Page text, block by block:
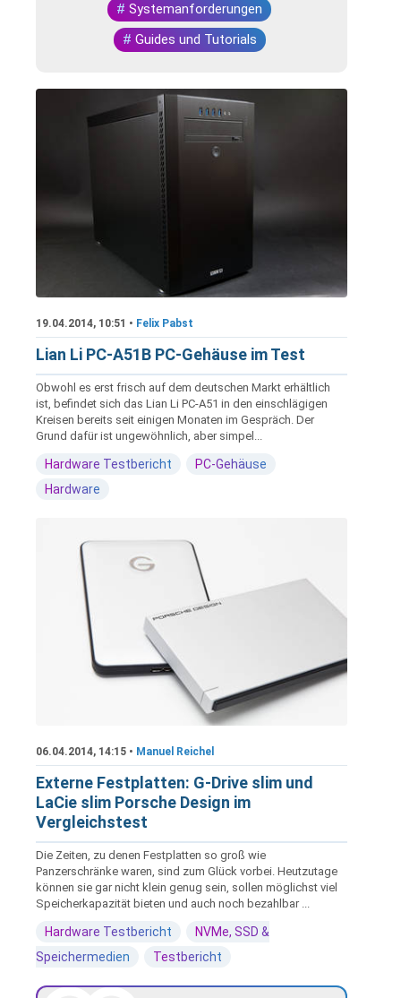
# Systemanforderungen
# Guides und Tutorials
19.04.2014, 10:51 • Felix Pabst
Lian Li PC-A51B PC-Gehäuse im Test
Obwohl es erst frisch auf dem deutschen Markt erhältlich
ist, befindet sich das Lian Li PC-A51 in den einschlägigen
Kreisen bereits seit einigen Monaten im Gespräch. Der
Grund dafür ist ungewöhnlich, aber simpel...
Hardware Testbericht
PC-Gehäuse
Hardware
06.04.2014, 14:15 • Manuel Reichel
Externe Festplatten: G-Drive slim und
LaCie slim Porsche Design im
Vergleichstest
Die Zeiten, zu denen Festplatten so groß wie
Panzerschränke waren, sind zum Glück vorbei. Heutzutage
können sie gar nicht klein genug sein, sollen möglichst viel
Speicherkapazität bieten und auch noch bezahlbar ...
Hardware Testbericht
NVMe, SSD &
Speichermedien
Testbericht